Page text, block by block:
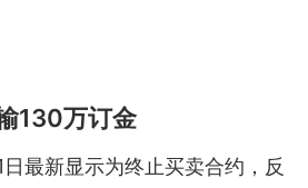
130万订金
最新显示为终止买卖合约，反